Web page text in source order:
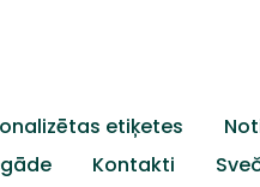
etiķetes
Kontakti